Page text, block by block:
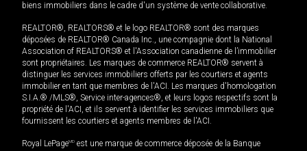
biens immobiliers dans le cadre d'un système de vente collaborative.
REALTOR®, REALTORS® et le logo REALTOR® sont des marques
déposées de REALTOR® Canada Inc., une compagnie dont la National
Association of REALTORS® et l'Association canadienne de l’immobilier
sont propriétaires. Les marques de commerce REALTOR® servent à
distinguer les services immobiliers offerts par les courtiers et agents
immobilier en tant que membres de l'ACI. Les marques d'homologation
S.I.A.® /MLS®, Service inter-agences®, et leurs logos respectifs sont la
propriété de l'ACI, et ils servent à identifier les services immobiliers que
fournissent les courtiers et agents membres de l'ACI.
Royal LePageMD est une marque de commerce déposée de la Banque